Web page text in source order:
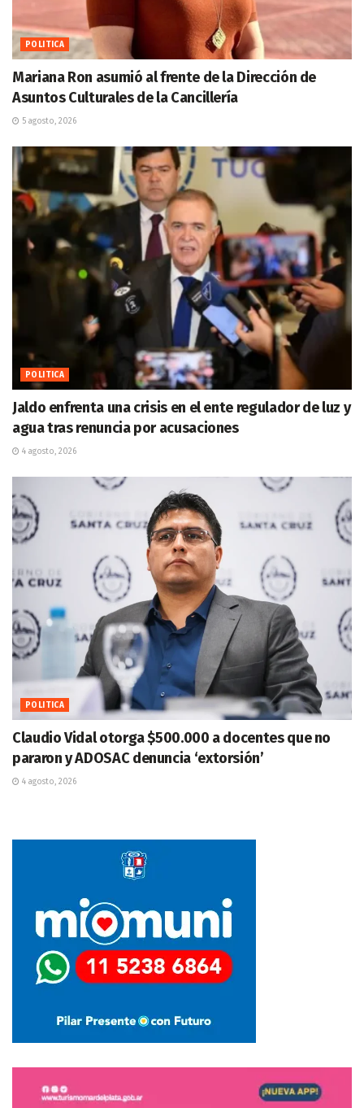
POLITICA
Mariana Ron asumió al frente de la Dirección de
Asuntos Culturales de la Cancillería
5 agosto, 2026
POLITICA
Jaldo enfrenta una crisis en el ente regulador de luz y
agua tras renuncia por acusaciones
4 agosto, 2026
POLITICA
Claudio Vidal otorga $500.000 a docentes que no
pararon y ADOSAC denuncia ‘extorsión’
4 agosto, 2026